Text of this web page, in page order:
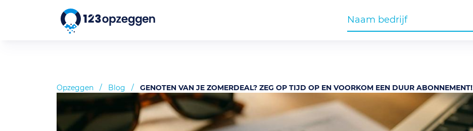
Opzeggen / Blog / GENOTEN VAN JE ZOMERDEAL? ZEG OP TIJD OP EN VOORKOM EEN DUUR ABONNEMENT!